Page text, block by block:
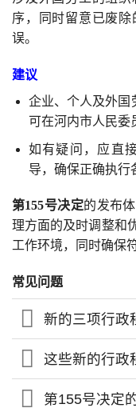
序，同时留意已废
误。
建议
企业、个人及外国
可在河内市人民委
如有疑问，应直
导，确保正确执行
第155号决定的发布
理方面的及时调整和
工作环境，同时确保
常见问题
新的三项行政
这些新的行政
第155号决定